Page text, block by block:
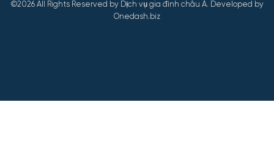
©2026 All Rights Reserved by Dịch vụ gia đình châu Á. Developed by
Onedash.biz